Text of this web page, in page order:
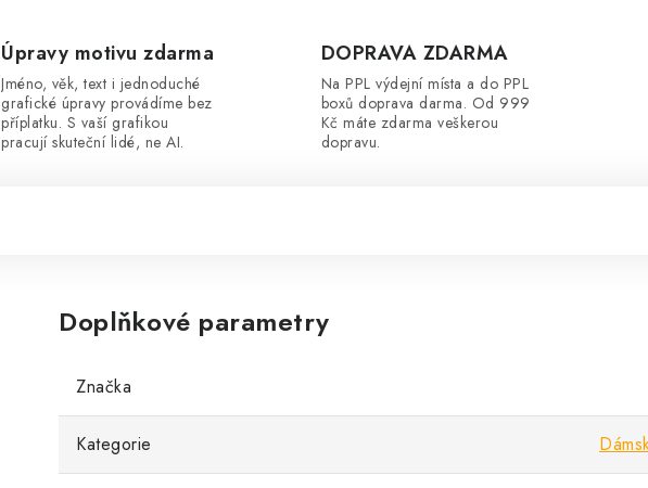
Úpravy motivu zdarma
Jméno, věk, text i jednoduché
grafické úpravy provádíme bez
příplatku. S vaší grafikou
pracují skuteční lidé, ne AI.
DOPRAVA ZDARMA
Na PPL výdejní místa a do PPL
boxů doprava darma. Od 999
Kč máte zdarma veškerou
dopravu.
Doplňkové parametry
Značka
Kategorie